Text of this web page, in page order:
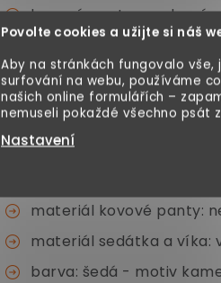
Povolte cookies a užijte si náš
Aby na stránkách fungovalo
surfování na webu, používáme
našich online formulářích –
nemuseli pokaždé všechno psát
Nastavení
kovové panty vyrobené
moderní motivy pro
Technické specifikace:
rozměry: 45,7 x 38 cm (h
materiál kovové panty:
materiál sedátka a víka:
barva: šedá - motiv